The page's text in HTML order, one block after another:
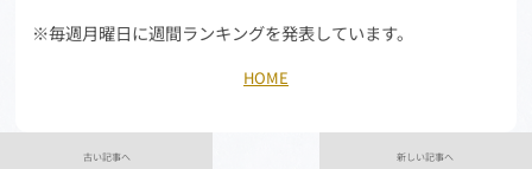
※毎週月曜日に週間ランキングを発表しています。
HOME
古い記事へ 新しい記事へ